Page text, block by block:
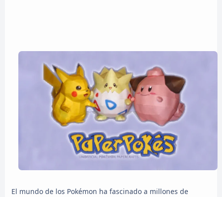
El mundo de los Pokémon ha fascinado a millones de